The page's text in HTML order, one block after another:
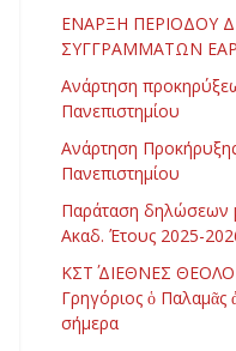
ΕΝΑΡΞΗ ΠΕΡΙΟΔΟΥ
ΣΥΓΓΡΑΜΜΑΤΩΝ
Ανάρτηση
Πανεπιστημίου
Ανάρτηση
Πανεπιστημίου
Παράταση δηλώσεων
Ακαδ. Έτους 2025-
ΚΣΤ΄ ΔΙΕΘΝΕΣ
Γρηγόριος ὁ Παλαμᾶς
σήμερα